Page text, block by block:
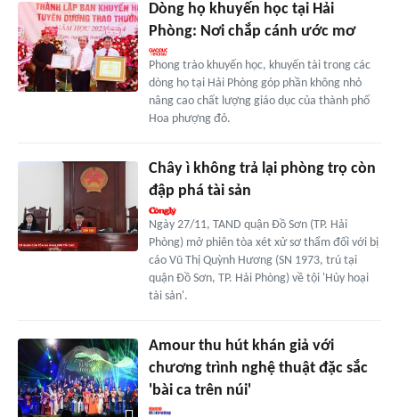
Dòng họ khuyến học tại Hải
Phòng: Nơi chắp cánh ước mơ
Phong trào khuyến học, khuyến tài trong các
dòng họ tại Hải Phòng góp phần không nhỏ
nâng cao chất lượng giáo dục của thành phố
Hoa phượng đỏ.
Chây ì không trả lại phòng trọ còn
đập phá tài sản
Ngày 27/11, TAND quận Đồ Sơn (TP. Hải
Phòng) mở phiên tòa xét xử sơ thẩm đối với bị
cáo Vũ Thị Quỳnh Hương (SN 1973, trú tại
quận Đồ Sơn, TP. Hải Phòng) về tội 'Hủy hoại
tài sản'.
Amour thu hút khán giả với
chương trình nghệ thuật đặc sắc
'bài ca trên núi'